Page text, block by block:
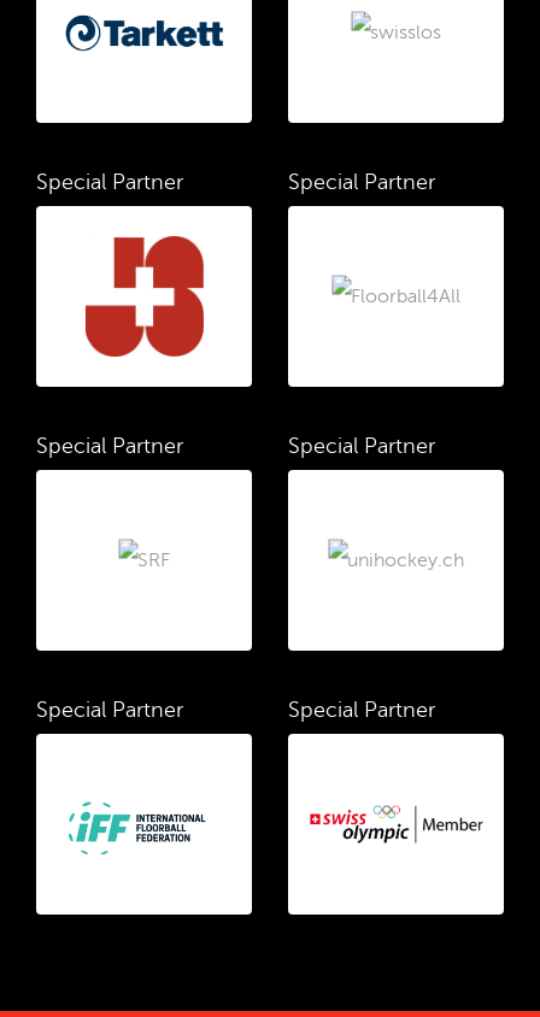
Special Partner Special Partner
Special Partner Special Partner
Special Partner Special Partner